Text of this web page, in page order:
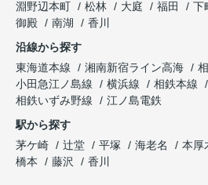
淵野辺本町
松林 大庭 福田 下
御殿
南湖
香川
沿線から探す
東海道本線
湘南新宿ライン高海
小田急江ノ島線
横浜線 相鉄本線
相鉄いずみ野線
江ノ島電鉄
駅から探す
茅ケ崎
辻堂 平塚 海老名 本厚
橋本
藤沢 香川